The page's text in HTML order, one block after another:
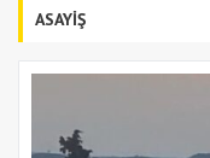
ASAYİŞ